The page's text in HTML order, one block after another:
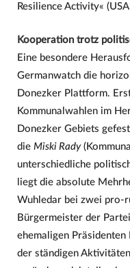
Resilience Activity«
Kooperation trotz
Eine besondere
Germanwatch die
Donezker Plattform.
Kommunalwahlen im
Donezker Gebiets
die Miski Rady
unterschiedliche
liegt die absolute
Wuhledar bei zwei pro-
Bürgermeister der
ehemaligen
der ständigen